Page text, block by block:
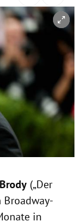
(„Der
Broadway-
in